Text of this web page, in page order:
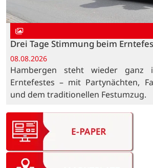
Drei Tage Stimmung beim
08.08.2026
Hambergen steht wieder ganz
Erntefestes – mit Partynächten,
und dem traditionellen Festumzug.